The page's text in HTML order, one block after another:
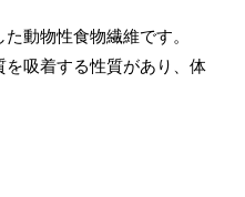
動物性食物繊維です。
吸着する性質があり、体